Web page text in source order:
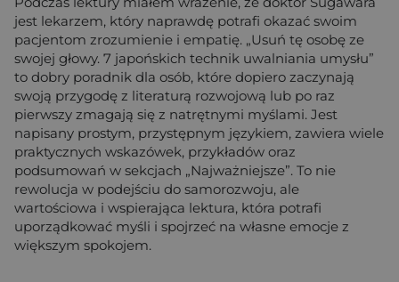
jest lekarzem, który naprawdę potrafi okazać swoim
pacjentom zrozumienie i empatię. „Usuń tę osobę ze
swojej głowy. 7 japońskich technik uwalniania umysłu”
to dobry poradnik dla osób, które dopiero zaczynają
swoją przygodę z literaturą rozwojową lub po raz
pierwszy zmagają się z natrętnymi myślami. Jest
napisany prostym, przystępnym językiem, zawiera wiele
praktycznych wskazówek, przykładów oraz
podsumowań w sekcjach „Najważniejsze”. To nie
rewolucja w podejściu do samorozwoju, ale
wartościowa i wspierająca lektura, która potrafi
uporządkować myśli i spojrzeć na własne emocje z
większym spokojem.